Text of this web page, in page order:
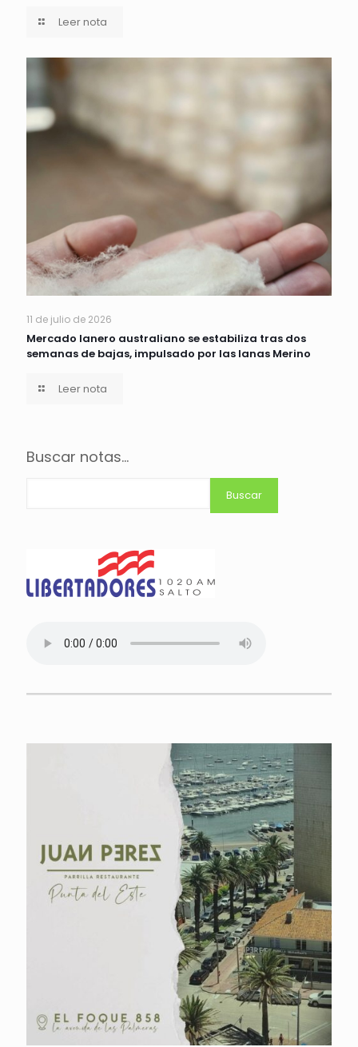
Leer nota
11 de julio de 2026
Mercado lanero australiano se estabiliza tras dos
semanas de bajas, impulsado por las lanas Merino
Leer nota
Buscar notas...
Buscar